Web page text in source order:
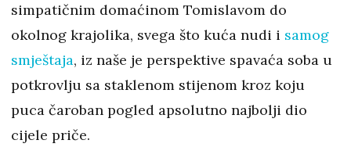
simpatičnim domaćinom Tomislavom do
okolnog krajolika, svega što kuća nudi i samog
smještaja, iz naše je perspektive spavaća soba u
potkrovlju sa staklenom stijenom kroz koju
puca čaroban pogled apsolutno najbolji dio
cijele priče.